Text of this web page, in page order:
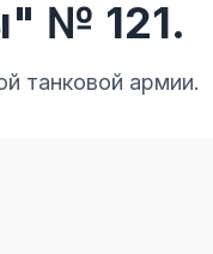
№ 121.
танковой армии.